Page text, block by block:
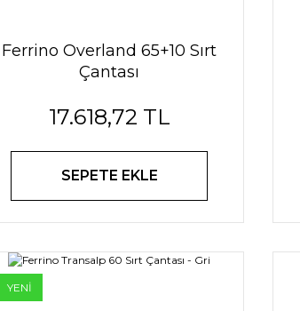
Ferrino Overland 65+10 Sırt
Çantası
17.618,72 TL
SEPETE EKLE
YENİ